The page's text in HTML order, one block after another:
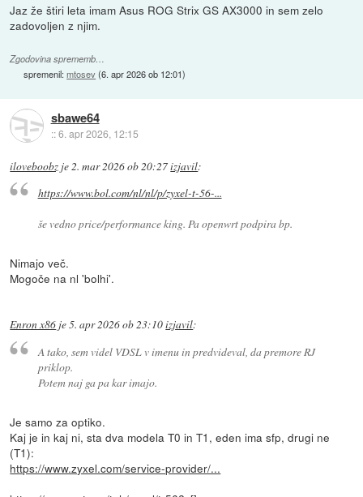
Jaz že štiri leta imam Asus ROG Strix GS AX3000 in sem zelo
zadovoljen z njim.
Zgodovina sprememb…
spremenil:mtosev(6. apr 2026 ob 12:01)
sbawe64
::6. apr 2026, 12:15
iloveboobz je 2. mar 2026 ob 20:27izjavil:
https://www.bol.com/nl/nl/p/zyxel-t-56-...
še vedno price/performance king. Pa openwrt podpira bp.
Nimajo več.
Mogoče na nl 'bolhi'.
Enron x86 je5. apr 2026 ob 23:10izjavil:
A tako, sem videl VDSL v imenu in predvideval, da premore RJ
priklop.
Potem naj ga pa kar imajo.
Je samo za optiko.
Kaj je in kaj ni, sta dva modela T0 in T1, eden ima sfp, drugi ne
(T1):
https://www.zyxel.com/service-provider/...